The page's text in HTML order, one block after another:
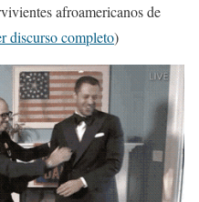
afroamericanos de
discurso completo)